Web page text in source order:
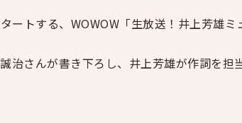
ートする、WOWOW「生放送！井上芳雄
治さんが書き下ろし、井上芳雄が作詞を担当